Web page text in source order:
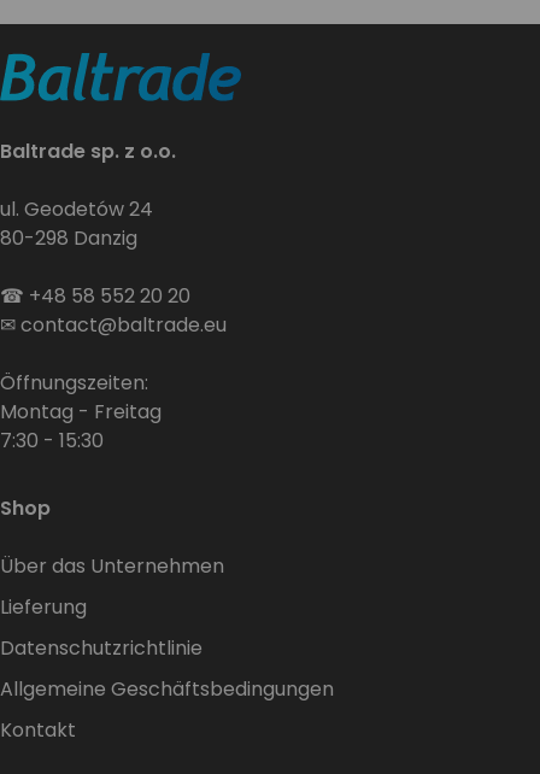
Baltrade sp. z o.o.
ul. Geodetów 24
80-298 Danzig
☎ +48 58 552 20 20
✉contact@baltrade.eu
Öffnungszeiten:
Montag - Freitag
7:30 - 15:30
Shop
Über das Unternehmen
Lieferung
Datenschutzrichtlinie
Allgemeine Geschäftsbedingungen
Kontakt